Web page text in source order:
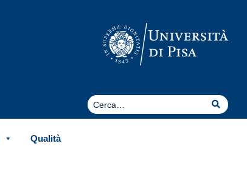
Cerca
Cerca
Qualità